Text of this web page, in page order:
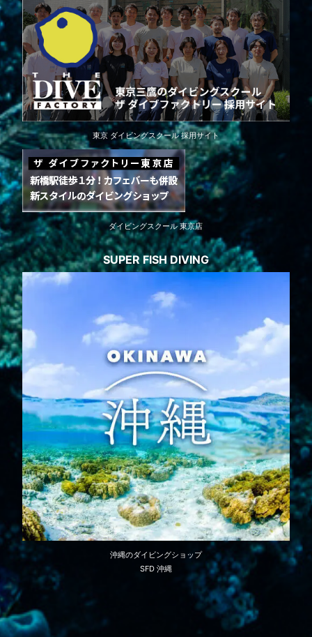
東京 ダイビングスクール 採用サイト
ダイビングスクール 東京店
SUPER FISH DIVING
沖縄のダイビングショップ
SFD 沖縄